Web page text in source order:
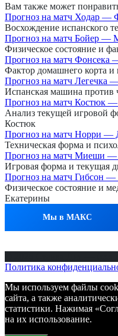
Вам также может
Прогноз на матч Ходар —
Восхождение испанского
Прогноз на матч Бойер —
Физическое состояние и
Прогноз на матч Фонсека
Фактор домашнего корта и
Прогноз на матч Легечка
Испанская машина против
Прогноз на матч Костюк —
Анализ текущей игровой
Костюк
Прогноз на матч Норри —
Техническая форма и
Прогноз на матч Миеши —
Игровая форма и текущая
Прогноз на матч Гибсон —
Физическое состояние и
Екатерины
Мы в МАКС
Политика
Мы используем файлы
сайта, а также
статистики. Нажимая
на их использование.